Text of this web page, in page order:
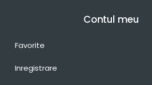
Contul meu
Favorite
Inregistrare